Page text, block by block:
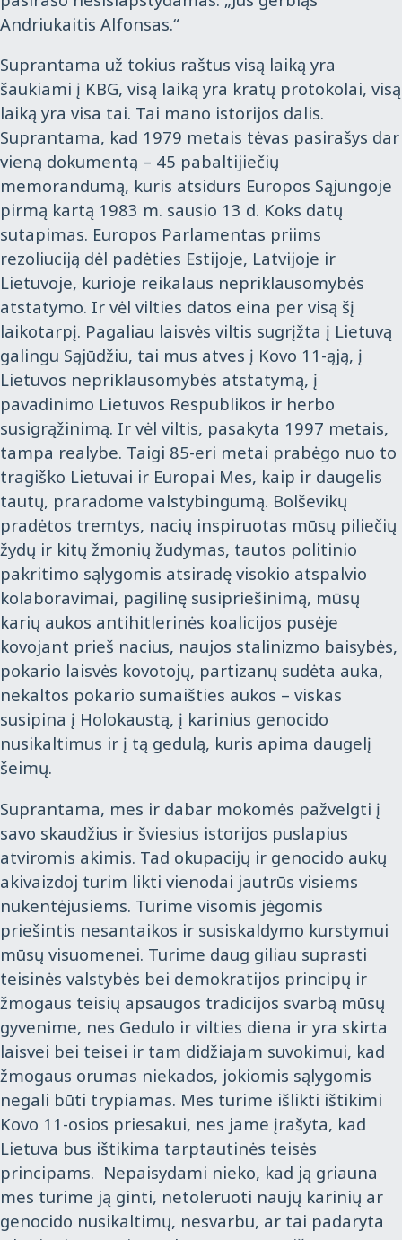
Andriukaitis Alfonsas.“
Suprantama už tokius raštus visą laiką yra
šaukiami į KBG, visą laiką yra kratų protokolai, visą
laiką yra visa tai. Tai mano istorijos dalis.
Suprantama, kad 1979 metais tėvas pasirašys dar
vieną dokumentą – 45 pabaltijiečių
memorandumą, kuris atsidurs Europos Sąjungoje
pirmą kartą 1983 m. sausio 13 d. Koks datų
sutapimas. Europos Parlamentas priims
rezoliuciją dėl padėties Estijoje, Latvijoje ir
Lietuvoje, kurioje reikalaus nepriklausomybės
atstatymo. Ir vėl vilties datos eina per visą šį
laikotarpį. Pagaliau laisvės viltis sugrįžta į Lietuvą
galingu Sąjūdžiu, tai mus atves į Kovo 11-ąją, į
Lietuvos nepriklausomybės atstatymą, į
pavadinimo Lietuvos Respublikos ir herbo
susigrąžinimą. Ir vėl viltis, pasakyta 1997 metais,
tampa realybe. Taigi 85-eri metai prabėgo nuo to
tragiško Lietuvai ir Europai Mes, kaip ir daugelis
tautų, praradome valstybingumą. Bolševikų
pradėtos tremtys, nacių inspiruotas mūsų piliečių
žydų ir kitų žmonių žudymas, tautos politinio
pakritimo sąlygomis atsiradę visokio atspalvio
kolaboravimai, pagilinę susipriešinimą, mūsų
karių aukos antihitlerinės koalicijos pusėje
kovojant prieš nacius, naujos stalinizmo baisybės,
pokario laisvės kovotojų, partizanų sudėta auka,
nekaltos pokario sumaišties aukos – viskas
susipina į Holokaustą, į karinius genocido
nusikaltimus ir į tą gedulą, kuris apima daugelį
šeimų.
Suprantama, mes ir dabar mokomės pažvelgti į
savo skaudžius ir šviesius istorijos puslapius
atviromis akimis. Tad okupacijų ir genocido aukų
akivaizdoj turim likti vienodai jautrūs visiems
nukentėjusiems. Turime visomis jėgomis
priešintis nesantaikos ir susiskaldymo kurstymui
mūsų visuomenei. Turime daug giliau suprasti
teisinės valstybės bei demokratijos principų ir
žmogaus teisių apsaugos tradicijos svarbą mūsų
gyvenime, nes Gedulo ir vilties diena ir yra skirta
laisvei bei teisei ir tam didžiajam suvokimui, kad
žmogaus orumas niekados, jokiomis sąlygomis
negali būti trypiamas. Mes turime išlikti ištikimi
Kovo 11-osios priesakui, nes jame įrašyta, kad
Lietuva bus ištikima tarptautinės teisės
principams. Nepaisydami nieko, kad ją griauna
mes turime ją ginti, netoleruoti naujų karinių ar
genocido nusikaltimų, nesvarbu, ar tai padaryta